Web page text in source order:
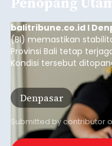
balitribune.co.id I
(BI) memastikan
Provinsi Bali tetap
Kondisi tersebut
penyaluran kredit
pada sektor-sektor
daerah, dengan risiko
terkendali.
Denpasar
Submitted bycontributor